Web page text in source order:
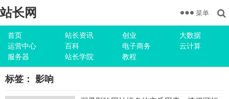
站长网
首页 站长资讯 创业
大数据
运营中心
百科 电子商务
云计算
服务器
站长学院 教程
菜单
标签： 影响